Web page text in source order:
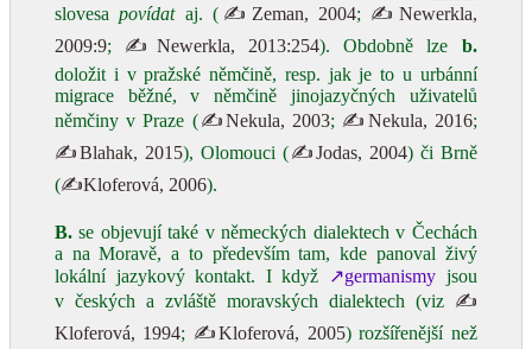
slovesapovídataj. ( ✍Zeman, 2004; ✍Newerkla,
2009:9; ✍Newerkla, 2013:254). Obdobně lze b.
doložit i v pražské němčině, resp. jak je to u urbánní
migrace běžné, v němčině jinojazyčných uživatelů
němčiny v Praze (✍Nekula, 2003; ✍Nekula, 2016;
✍Blahak, 2015), Olomouci (✍Jodas, 2004) či Brně
(✍Kloferová, 2006).
B. se objevují také v německých dialektech v Čechách
a na Moravě, a to především tam, kde panoval živý
lokální jazykový kontakt. I když
↗germanismy jsou
v českých a zvláště moravských dialektech (viz ✍
Kloferová, 1994; ✍Kloferová, 2005) rozšířenější než